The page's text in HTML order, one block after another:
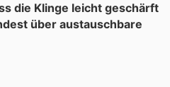
die Klinge leicht geschärft
über austauschbare